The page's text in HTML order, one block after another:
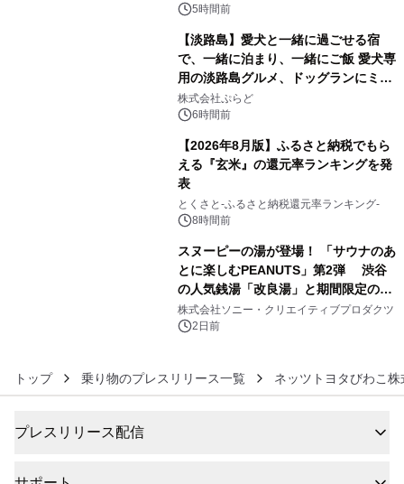
5時間前
【淡路島】愛犬と一緒に過ごせる宿
で、一緒に泊まり、一緒にご飯 愛犬専
用の淡路島グルメ、ドッグランにミニ
プール グランピングとトレーラーハウ
スの2施設で
株式会社ぷらど
6時間前
【2026年8月版】ふるさと納税でもら
える『玄米』の還元率ランキングを発
表
とくさと-ふるさと納税還元率ランキング-
8時間前
スヌーピーの湯が登場！ 「サウナのあ
とに楽しむPEANUTS」第2弾 渋谷
の人気銭湯「改良湯」と期間限定のコ
ラボレーション サウナイキタイコラ
ボグッズも発売決定！
株式会社ソニー・クリエイティブプロダクツ
2日前
トップ 乗り物のプレスリリース一覧 ネッツトヨタびわこ株
プレスリリース配信